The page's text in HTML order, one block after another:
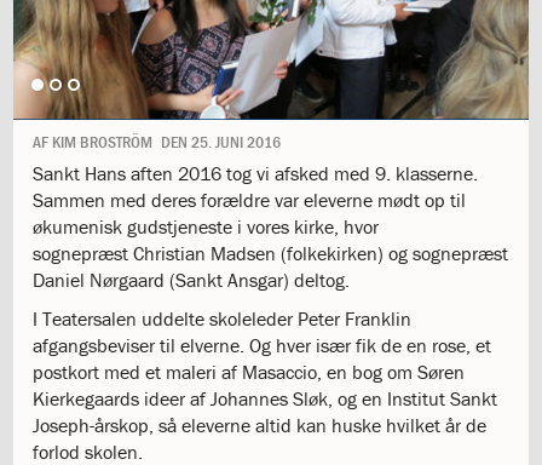
days
of
giving
1.12:
Let
it
Grow
1.13:
Move
it!
1.14:
Ucycle
We
cycle
Recycle
1.15:
Historie
1.16:
Bombningen
af
Institut
AF KIM BROSTRÖM DEN 25. JUNI 2016
Sankt Hans aften 2016 tog vi afsked med 9. klasserne.
Sammen med deres forældre var eleverne mødt op til
økumenisk gudstjeneste i vores kirke, hvor
sognepræst Christian Madsen (folkekirken) og sognepræst
Daniel Nørgaard (Sankt Ansgar) deltog.
I Teatersalen uddelte skoleleder Peter Franklin
afgangsbeviser til elverne. Og hver især fik de en rose, et
postkort med et maleri af Masaccio, en bog om Søren
Kierkegaards ideer af Johannes Sløk, og en Institut Sankt
Joseph-årskop, så eleverne altid kan huske hvilket år de
forlod skolen.